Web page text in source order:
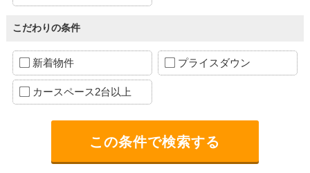
こだわりの条件
新着物件 プライスダウン
カースペース2台以上